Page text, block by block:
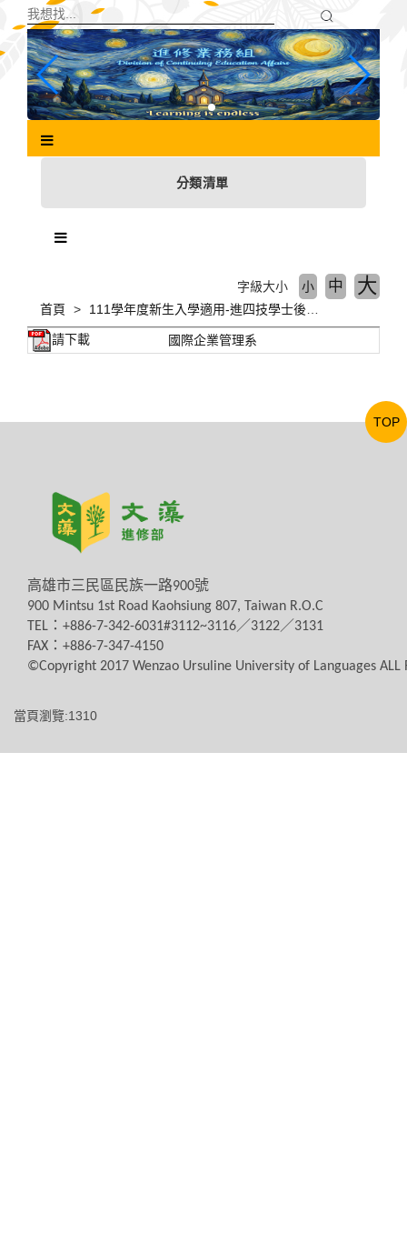
主
分類清單
首頁
字級大小 小 中 大
請下載 國際企業管理系
高雄市三民區民族一路900號
900 Mintsu 1st Road Kaohsiung 807, Taiwan R.O.C
TEL ： +886-7-342-6031#3112~3116／ 3122／ 3131
FAX ： +886-7-347-4150
©Copyright 2017 Wenzao Ursuline University of Languages ALL
當頁瀏覽:1310
TOP